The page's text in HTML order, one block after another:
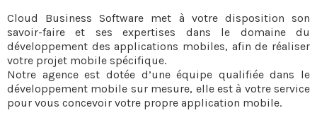
Cloud Business Software met à votre disposition son
savoir-faire et ses expertises dans le domaine du
développement des applications mobiles, afin de réaliser
votre projet mobile spécifique.
Notre agence est dotée d’une équipe qualifiée dans le
développement mobile sur mesure, elle est à votre service
pour vous concevoir votre propre application mobile.